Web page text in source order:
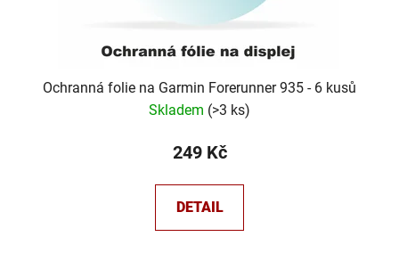
Ochranná folie na Garmin Forerunner 935 - 6 kusů
Skladem (>3 ks)
249 Kč
DETAIL